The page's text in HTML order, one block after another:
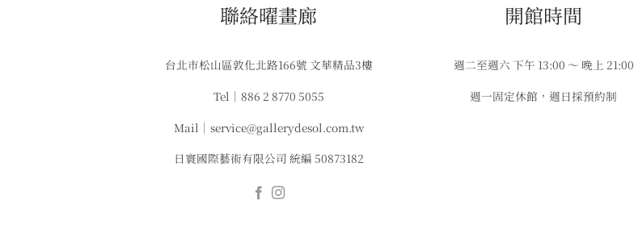
​聯絡曜畫廊
台北市松山區敦化北路166號 文華精品3樓
Tel｜886 2 8770 5055
Mail｜service@gallerydesol.com.tw
日寰國際藝術有限公司 統編 50873182
​​開館時間
週二至週六 下午 13:00 ～ 晚上 21:00
週一固定休館，週日採預約制